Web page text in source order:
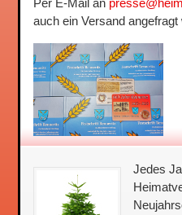
Per E-Mail an
auch ein Versand angefragt
Jedes